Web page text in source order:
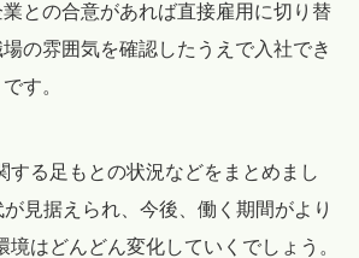
との合意があれば直接雇用に切り替
の雰囲気を確認したうえで入社でき
す。
する足もとの状況などをまとめまし
見据えられ、今後、働く期間がより
境はどんどん変化していくでしょう。